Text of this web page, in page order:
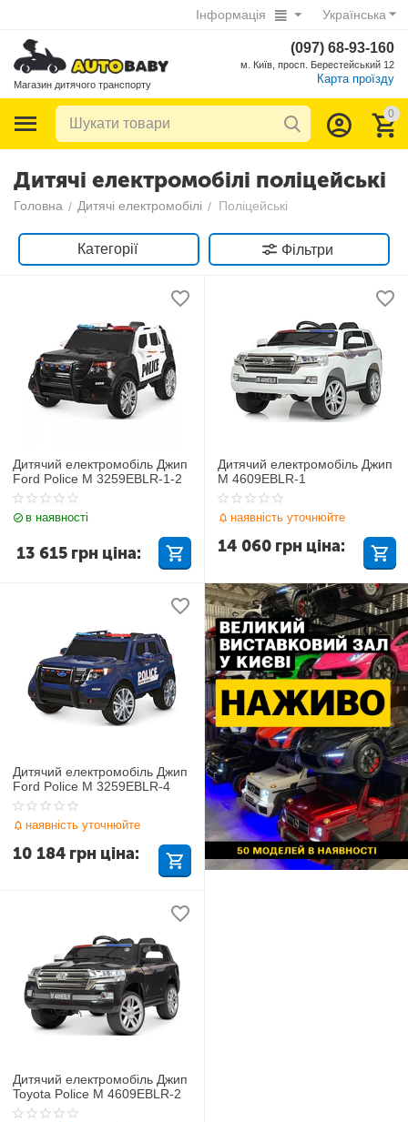
Українська
Інформація
Магазин дитячого транспорту
(097) 68-93-160
м. Київ, просп. Берестейський 12
Карта проїзду
0
Дитячі електромобілі поліцейські
Головна / Дитячі електромобілі / Поліцейські
Категорії Фільтри
Дитячий електромобіль Джип
Ford Police M 3259EBLR-1-2
в наявності
13 615 грн ціна:
Дитячий електромобіль Джип
M 4609EBLR-1
наявність уточнюйте
14 060 грн ціна:
Дитячий електромобіль Джип
Ford Police M 3259EBLR-4
наявність уточнюйте
10 184 грн ціна:
Дитячий електромобіль Джип
Toyota Police M 4609EBLR-2